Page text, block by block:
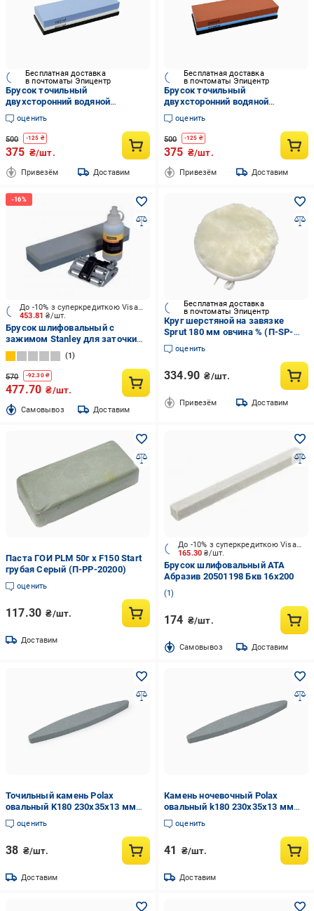
Бесплатная доставка
в почтоматы Эпицентр
Брусок точильный
двухсторонний водяной
1000/4000 (DK-02)
оценить
500 -125 ₴
375 ₴/шт.
Привезём Доставим
Бесплатная доставка
в почтоматы Эпицентр
Брусок точильный
двухсторонний водяной
2000/5000 (DK-03)
оценить
500 -125 ₴
375 ₴/шт.
Привезём Доставим
453.81₴/шт.
До -10% з суперкредиткою Visa Вигода
Брусок шлифовальный с
зажимом Stanley для заточки
стамесок и ножей рубанков 0-
16-050
1
570 -92.30₴
477.70 ₴/шт.
Cамовывоз Доставим
Бесплатная доставка
в почтоматы Эпицентр
Круг шерстяной на завязке
Sprut 180 мм овчина % (П-SP-
20213)
оценить
334.90 ₴/шт.
Привезём Доставим
Паста ГОИ PLM 50г x F150 Start
грубая Серый (П-PP-20200)
оценить
117.30 ₴/шт.
Доставим
165.30₴/шт.
До -10% з суперкредиткою Visa Вигода
Брусок шлифовальный АТА
Абразив 20501198 Бкв 16х200
1
174 ₴/шт.
Cамовывоз Доставим
Точильный камень Polax
овальный K180 230х35х13 мм
(28-001)
оценить
38 ₴/шт.
Доставим
Камень ночевочный Polax
овальный k180 230х35х13 мм
(27734970)
оценить
41 ₴/шт.
Доставим